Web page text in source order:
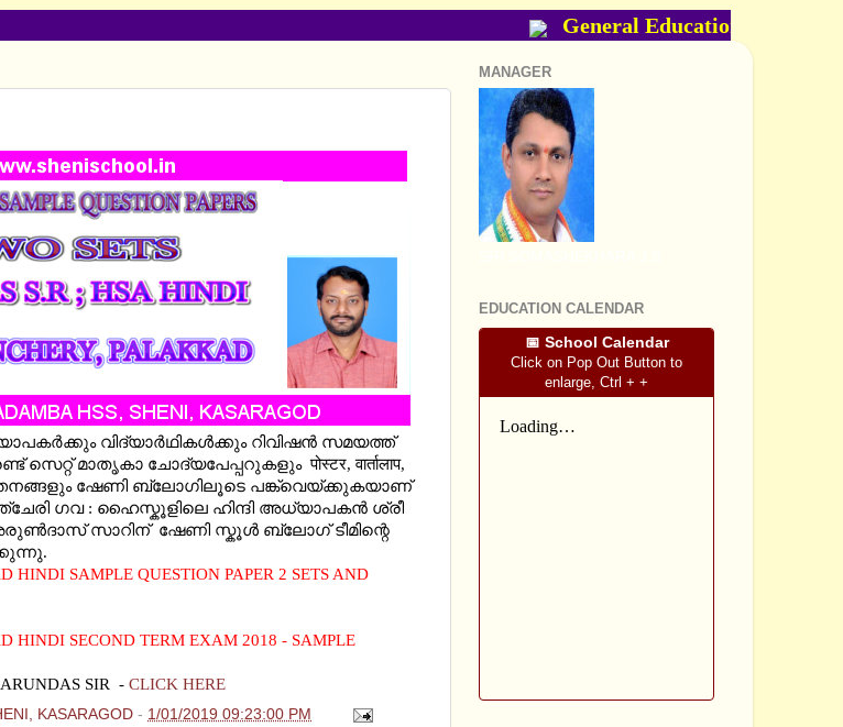
General Education
വിദ്യാര്‍ഥികള്‍ക്കും റിവിഷന്‍ സമയത്ത്
മാതൃകാ ചോദ്യപേപ്പറുകളും पोस्टर, वार्तालाप,
ഷേണി ബ്ലോഗിലൂടെ പങ്ക്‌വെയ്ക്കുകയാണ്
ഗവ : ഹൈസ്കൂളിലെ ഹിന്ദി അധ്യാപകന്‍ ശ്രീ
സാറിന് ഷേണി സ്കൂള്‍ ബ്ലോഗ് ടീമിന്റെ
HINDI SAMPLE QUESTION PAPER 2 SETS AND
HINDI SECOND TERM EXAM 2018 - SAMPLE
ARUNDAS SIR - CLICK HERE
KASARAGOD - 1/01/2019 09:23:00 PM
MANAGER
EDUCATION CALENDAR
📅 School Calendar
Click on Pop Out Button to
enlarge, Ctrl + +